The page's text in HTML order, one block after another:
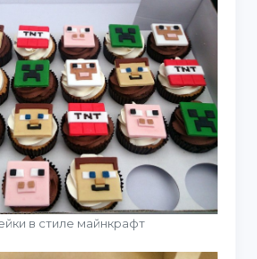
в стиле майнкрафт